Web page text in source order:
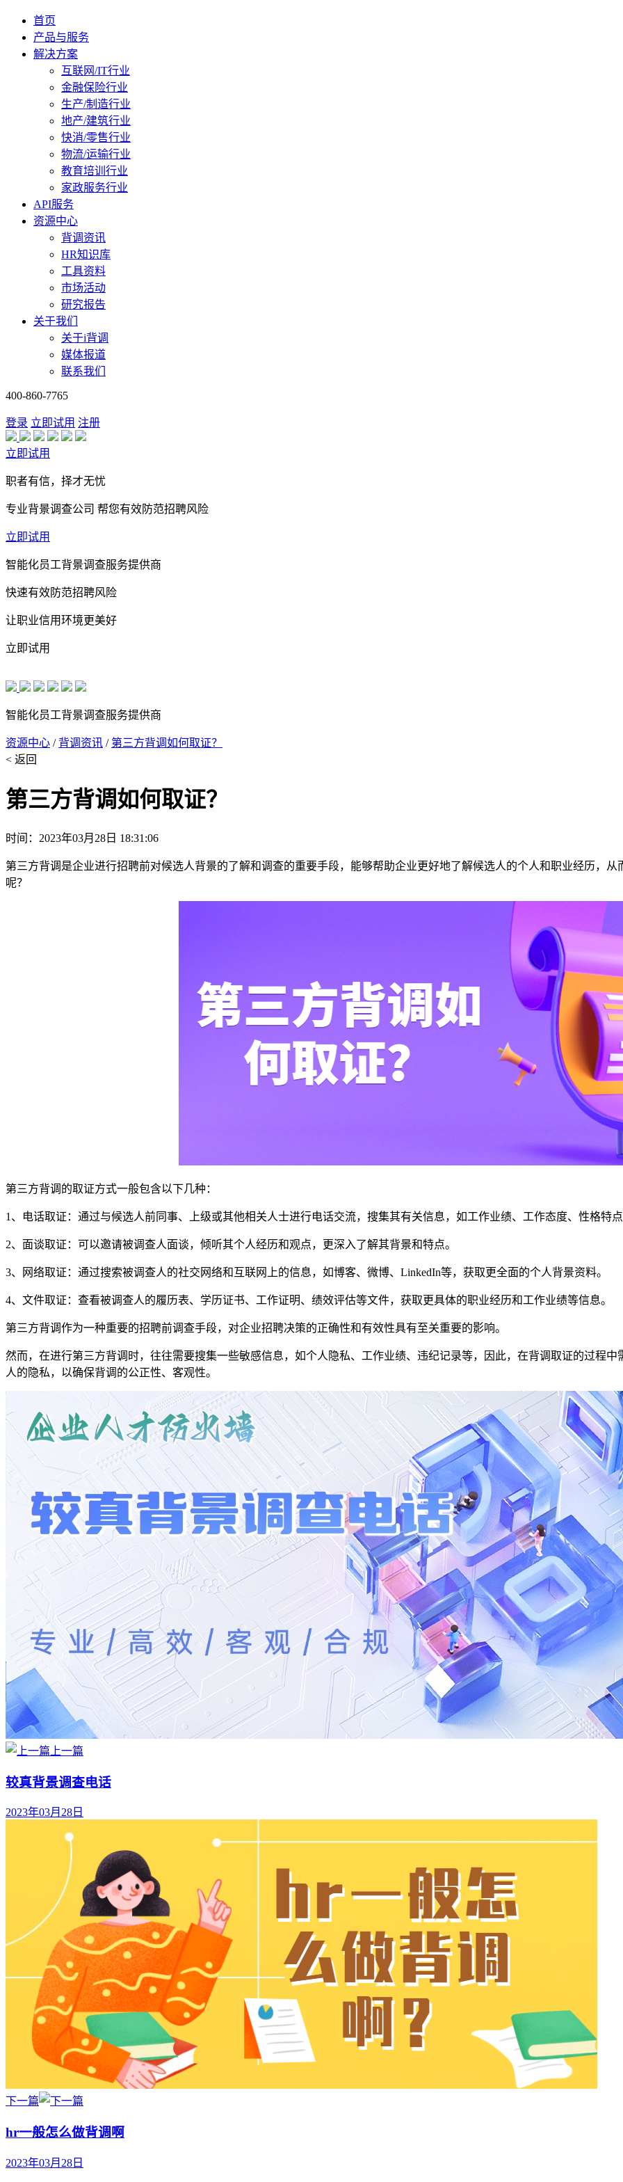
首页
产品与服务
解决方案
互联网/IT行业
金融保险行业
生产/制造行业
地产/建筑行业
快消/零售行业
物流/运输行业
教育培训行业
家政服务行业
API服务
资源中心
背调资讯
HR知识库
工具资料
市场活动
研究报告
关于我们
关于i背调
媒体报道
联系我们
400-860-7765
登录 立即试用 注册
立即试用
职者有信，择才无忧
专业背景调查公司 帮您有效防范招聘风险
立即试用
智能化员工背景调查服务提供商
快速有效防范招聘风险
让职业信用环境更美好
立即试用
智能化员工背景调查服务提供商
资源中心 / 背调资讯 / 第三方背调如何取证？
< 返回
第三方背调如何取证？
时间：2023年03月28日 18:31:06
第三方背调是企业进行招聘前对候选人背景的了解和调查的重要手段，能够帮助企业更好地了解候选人的个人和职业经历，
呢？
第三方背调的取证方式一般包含以下几种：
1、电话取证：通过与候选人前同事、上级或其他相关人士进行电话交流，搜集其有关信息，如工作业绩、工作态度、性格特
2、面谈取证：可以邀请被调查人面谈，倾听其个人经历和观点，更深入了解其背景和特点。
3、网络取证：通过搜索被调查人的社交网络和互联网上的信息，如博客、微博、LinkedIn等，获取更全面的个人背景资料。
4、文件取证：查看被调查人的履历表、学历证书、工作证明、绩效评估等文件，获取更具体的职业经历和工作业绩等信息。
第三方背调作为一种重要的招聘前调查手段，对企业招聘决策的正确性和有效性具有至关重要的影响。
然而，在进行第三方背调时，往往需要搜集一些敏感信息，如个人隐私、工作业绩、违纪记录等，因此，在背调取证的过程
人的隐私，以确保背调的公正性、客观性。
上一篇
较真背景调查电话
2023年03月28日
下一篇
hr一般怎么做背调啊
2023年03月28日